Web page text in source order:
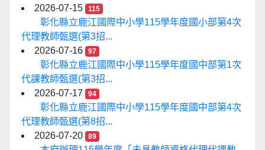
2026-07-15
115
彰化縣立鹿江國際中小學115學年度國小部第4次
代理教師甄選(第3招...
2026-07-16
97
彰化縣立鹿江國際中小學115學年度國中部第1次
代課教師甄選(第3招...
2026-07-17
94
彰化縣立鹿江國際中小學115學年度國中部第4次
代理教師甄選(第8招...
2026-07-20
89